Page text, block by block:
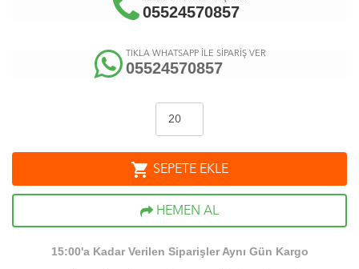
05524570857
TIKLA WHATSAPP İLE SİPARİŞ VER
05524570857
shopping_cart SEPETE EKLE
HEMEN AL
15:00'a Kadar Verilen Siparişler Aynı Gün Kargo